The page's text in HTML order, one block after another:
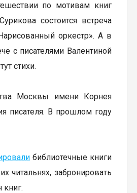
по мотивам книг
состоится встреча
оркестр». А в
с писателями Валентиной
стихи.
Москвы имени Корнея
писателя. В прошлом году
библиотечные книги
читальнях, забронировать
книг.